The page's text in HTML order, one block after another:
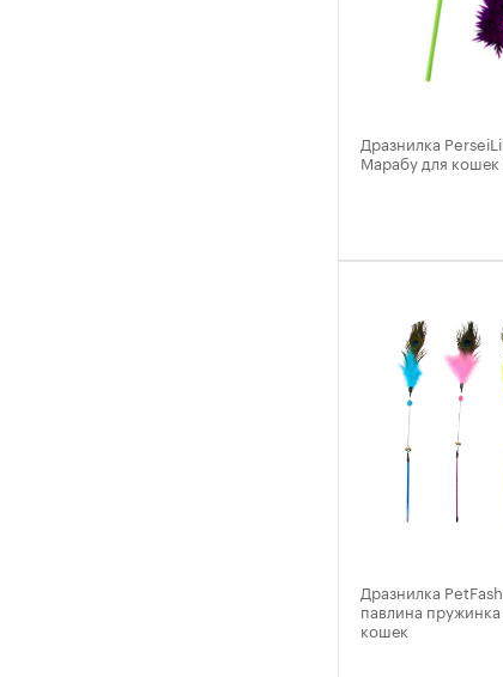
Дразнилка
Марабу для
Дразнилка
павлина пружинка
кошек